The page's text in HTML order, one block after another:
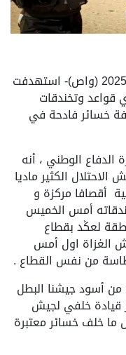
بئر لحلو (الأراضي المحررة)، 31 أكتوبر 2025 (واص)- استهدفت
قواعد وتخندقات
خسائر فادحة في
الدفاع الوطني ، أنه
الكثير ماديا
أقصافا مركزة و
أمس الخميس
بمنطقة لعݣد بقطاع
الغزاة اول أمس
أسود جيشنا البطل
قيادة خلفي لجيش
ما خلف خسائر معتبرة